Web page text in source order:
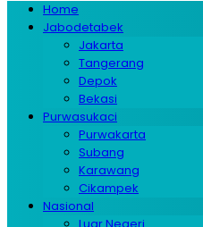
Home
Jabodetabek
Jakarta
Tangerang
Depok
Bekasi
Purwasukaci
Purwakarta
Subang
Karawang
Cikampek
Nasional